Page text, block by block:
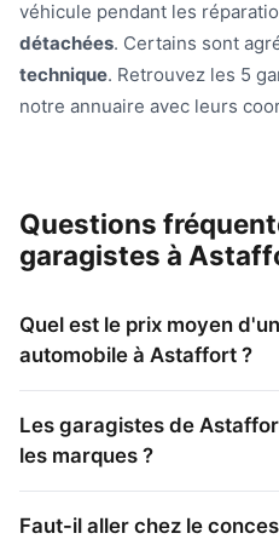
véhicule pendant les
détachées. Certains sont
technique. Retrouvez les 5
notre annuaire avec leurs
Questions
garagistes à
Quel est le prix moyen
automobile à Astaffort ?
Les garagistes de
les marques ?
Faut-il aller chez le